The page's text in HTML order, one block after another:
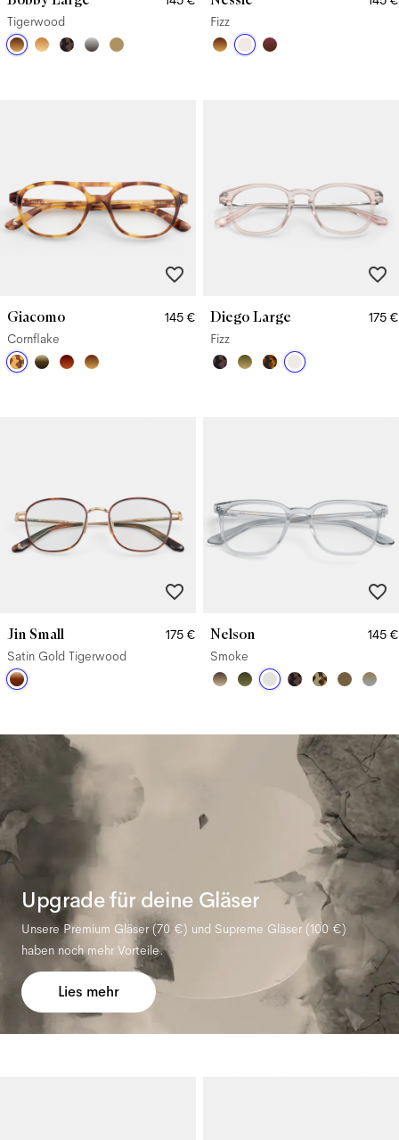
Tigerwood
Fizz
Giacomo
145 €
Cornflake
Diego Large
175 €
Fizz
Jin Small
175 €
Satin Gold Tigerwood
Nelson
145 €
Smoke
Upgrade für deine Gläser
Unsere Premium Gläser (70 €) und Supreme Gläser (100 €)
haben noch mehr Vorteile.
Lies mehr